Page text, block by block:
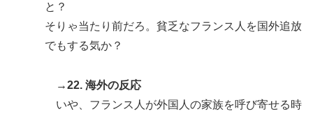
と？
そりゃ当たり前だろ。貧乏なフランス人を国外追放
でもする気か？
→22. 海外の反応
いや、フランス人が外国人の家族を呼び寄せる時